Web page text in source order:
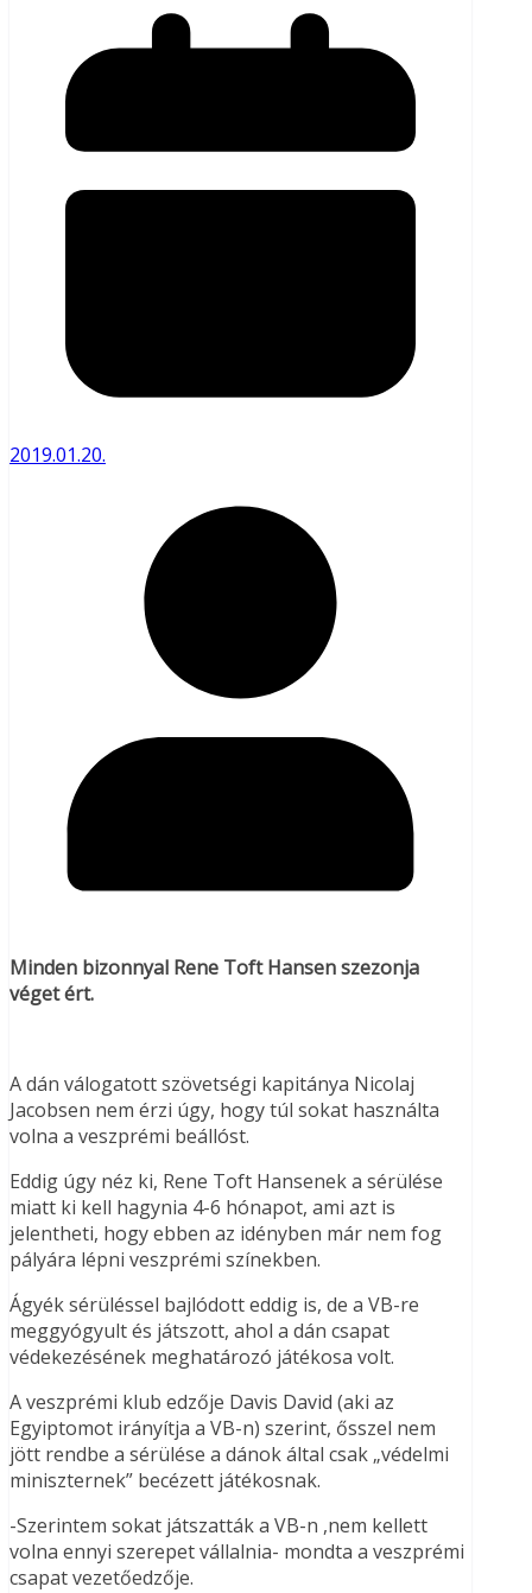
2019.01.20.
Minden bizonnyal Rene Toft Hansen szezonja
véget ért.
A dán válogatott szövetségi kapitánya Nicolaj
Jacobsen nem érzi úgy, hogy túl sokat használta
volna a veszprémi beállóst.
Eddig úgy néz ki, Rene Toft Hansenek a sérülése
miatt ki kell hagynia 4-6 hónapot, ami azt is
jelentheti, hogy ebben az idényben már nem fog
pályára lépni veszprémi színekben.
Ágyék sérüléssel bajlódott eddig is, de a VB-re
meggyógyult és játszott, ahol a dán csapat
védekezésének meghatározó játékosa volt.
A veszprémi klub edzője Davis David (aki az
Egyiptomot irányítja a VB-n) szerint, ősszel nem
jött rendbe a sérülése a dánok által csak „védelmi
miniszternek” becézett játékosnak.
-Szerintem sokat játszatták a VB-n ,nem kellett
volna ennyi szerepet vállalnia- mondta a veszprémi
csapat vezetőedzője.